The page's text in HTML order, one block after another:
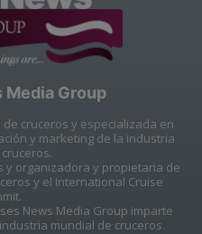
Media Group
cruceros y especializada en
y marketing de la industria
y organizadora y propietaria de
y el International Cruise
News Media Group imparte
mundial de cruceros.